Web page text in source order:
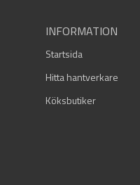
INFORMATION
Startsida
Hitta hantverkare
Köksbutiker